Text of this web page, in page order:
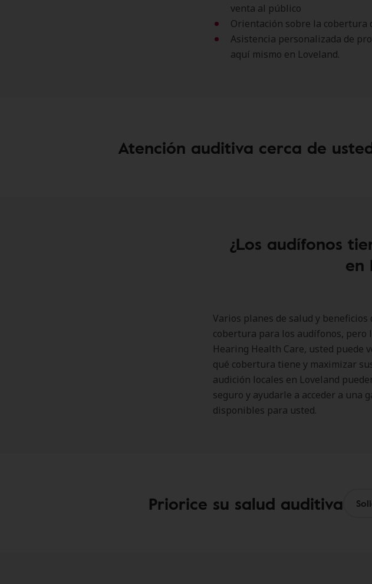
venta al público
Orientación sobre la cobertura
Asistencia personalizada de
aquí mismo en Loveland.
Atención auditiva cerca de
¿Los audífonos
en
Varios planes de salud y beneficios
cobertura para los audífonos, pero
Hearing Health Care, usted puede
qué cobertura tiene y maximizar
audición locales en Loveland
seguro y ayudarle a acceder a una
disponibles para usted.
Priorice su salud auditiva